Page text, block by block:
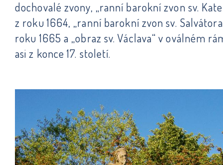
dochovalé zvony, „ranní barokní zvon sv.
z roku 1664, „ranní barokní zvon sv.
roku 1665 a „obraz sv. Václava“ v oválném
asi z konce 17. století.